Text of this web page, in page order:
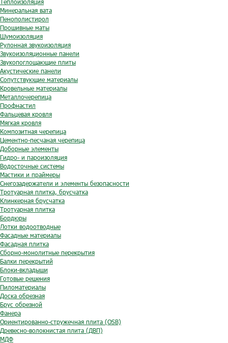
Теплоизоляция
Минеральная вата
Пенополистирол
Прошивные маты
Шумоизоляция
Рулонная звукоизоляция
Звукоизоляционные панели
Звукопоглощающие плиты
Акустические панели
Сопутствующие материалы
Кровельные материалы
Металлочерепица
Профнастил
Фальцевая кровля
Мягкая кровля
Композитная черепица
Цементно-песчаная черепица
Доборные элементы
Гидро- и пароизоляция
Водосточные системы
Мастики и праймеры
Снегозадержатели и элементы безопасности
Тротуарная плитка, брусчатка
Клинкерная брусчатка
Тротуарная плитка
Бордюры
Лотки водоотводные
Фасадные материалы
Фасадная плитка
Сборно-монолитные перекрытия
Балки перекрытий
Блоки-вкладыши
Готовые решения
Пиломатериалы
Доска обрезная
Брус обрезной
Фанера
Ориентированно-стружечная плита (OSB)
Древесно-волокнистая плита (ДВП)
МДФ